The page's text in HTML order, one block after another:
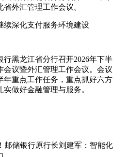
外汇管理工作会议。
续深化支付服务环境建设
行黑龙江省分行召开2026年下半
会议暨外汇管理工作会议。会议
年重点工作任务，重点抓好六方
做好金融管理与服务。
邮储银行原行长刘建军：智能化